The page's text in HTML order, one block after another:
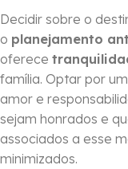
Decidir sobre o
o planejamento
oferece
família. Optar por um
amor e
sejam honrados e
associados a esse
minimizados.